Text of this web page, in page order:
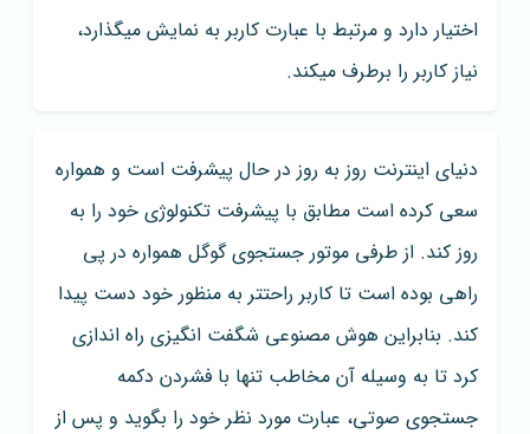
اختیار دارد و مرتبط با عبارت کاربر به نمایش میگذارد،
نیاز کاربر را برطرف میکند.
دنیای اینترنت روز به روز در حال پیشرفت است و همواره
سعی کرده است مطابق با پیشرفت تکنولوژی خود را به
روز کند. از طرفی موتور جستجوی گوگل همواره در پی
راهی بوده است تا کاربر راحتتر به منظور خود دست پیدا
کند. بنابراین هوش مصنوعی شگفت انگیزی راه اندازی
کرد تا به وسیله آن مخاطب تنها با فشردن دکمه
جستجوی صوتی، عبارت مورد نظر خود را بگوید و پس از